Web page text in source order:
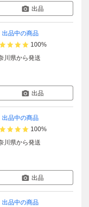
出品
出品中の商品
100%
川県から発送
出品
出品中の商品
100%
川県から発送
出品
出品中の商品